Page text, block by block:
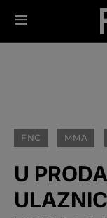
FNC MMA
U